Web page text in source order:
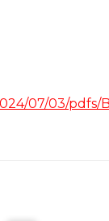
07/03/pdfs/